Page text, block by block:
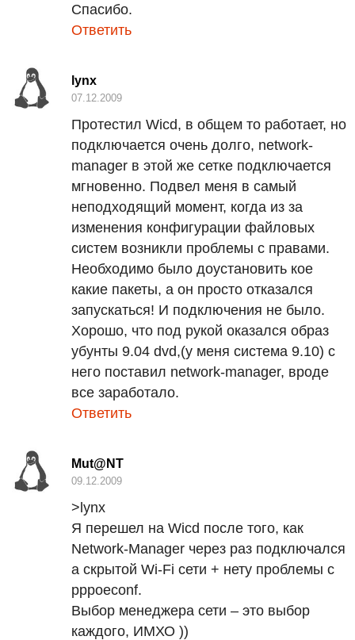
Спасибо.
Ответить
lynx
07.12.2009
Протестил Wicd, в общем то работает, но
подключается очень долго, network-
manager в этой же сетке подключается
мгновенно. Подвел меня в самый
неподходящий момент, когда из за
изменения конфигурации файловых
систем возникли проблемы с правами.
Необходимо было доустановить кое
какие пакеты, а он просто отказался
запускаться! И подключения не было.
Хорошо, что под рукой оказался образ
убунты 9.04 dvd,(у меня система 9.10) с
него поставил network-manager, вроде
все заработало.
Ответить
Mut@NT
09.12.2009
>lynx
Я перешел на Wicd после того, как
Network-Manager через раз подключался
а скрытой Wi-Fi сети + нету проблемы с
pppoeconf.
Выбор менеджера сети – это выбор
каждого, ИМХО ))